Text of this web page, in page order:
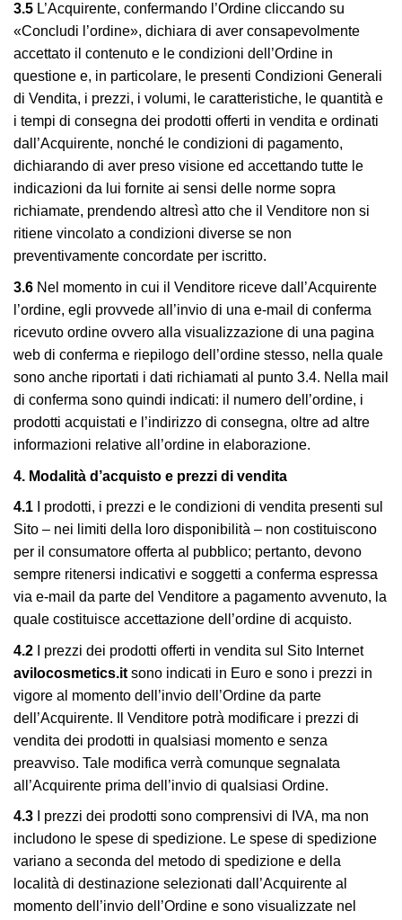
3.5 L’Acquirente, confermando l’Ordine cliccando su
«Concludi l’ordine», dichiara di aver consapevolmente
accettato il contenuto e le condizioni dell’Ordine in
questione e, in particolare, le presenti Condizioni Generali
di Vendita, i prezzi, i volumi, le caratteristiche, le quantità e
i tempi di consegna dei prodotti offerti in vendita e ordinati
dall’Acquirente, nonché le condizioni di pagamento,
dichiarando di aver preso visione ed accettando tutte le
indicazioni da lui fornite ai sensi delle norme sopra
richiamate, prendendo altresì atto che il Venditore non si
ritiene vincolato a condizioni diverse se non
preventivamente concordate per iscritto.
3.6 Nel momento in cui il Venditore riceve dall’Acquirente
l’ordine, egli provvede all’invio di una e-mail di conferma
ricevuto ordine ovvero alla visualizzazione di una pagina
web di conferma e riepilogo dell’ordine stesso, nella quale
sono anche riportati i dati richiamati al punto 3.4. Nella mail
di conferma sono quindi indicati: il numero dell’ordine, i
prodotti acquistati e l’indirizzo di consegna, oltre ad altre
informazioni relative all’ordine in elaborazione.
4. Modalità d’acquisto e prezzi di vendita
4.1 I prodotti, i prezzi e le condizioni di vendita presenti sul
Sito – nei limiti della loro disponibilità – non costituiscono
per il consumatore offerta al pubblico; pertanto, devono
sempre ritenersi indicativi e soggetti a conferma espressa
via e-mail da parte del Venditore a pagamento avvenuto, la
quale costituisce accettazione dell’ordine di acquisto.
4.2 I prezzi dei prodotti offerti in vendita sul Sito Internet
avilocosmetics.it sono indicati in Euro e sono i prezzi in
vigore al momento dell’invio dell’Ordine da parte
dell’Acquirente. Il Venditore potrà modificare i prezzi di
vendita dei prodotti in qualsiasi momento e senza
preavviso. Tale modifica verrà comunque segnalata
all’Acquirente prima dell’invio di qualsiasi Ordine.
4.3 I prezzi dei prodotti sono comprensivi di IVA, ma non
includono le spese di spedizione. Le spese di spedizione
variano a seconda del metodo di spedizione e della
località di destinazione selezionati dall’Acquirente al
momento dell’invio dell’Ordine e sono visualizzate nel